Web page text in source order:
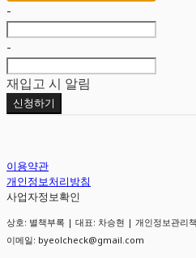
-
-
재입고 시 알림
신청하기
이용약관
개인정보처리방침
사업자정보확인
상호: 별책부록 | 대표: 차승현 | 개인정보관리
이메일: byeolcheck@gmail.com